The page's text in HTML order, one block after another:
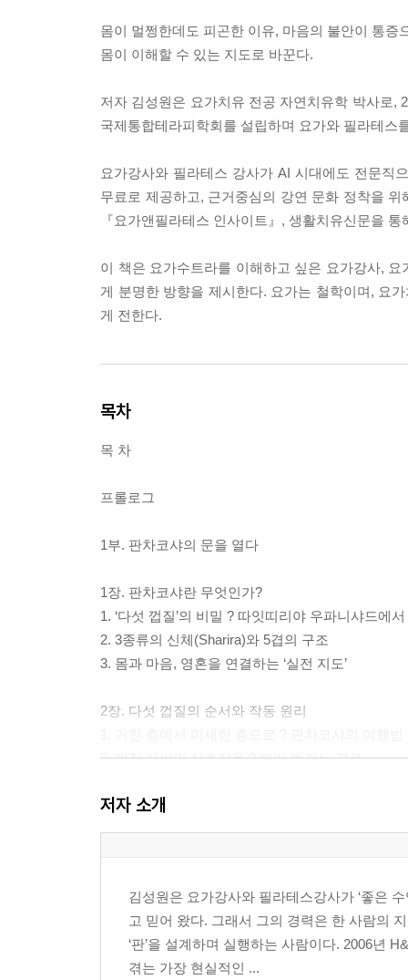
몸이 멀쩡한데도 피곤한 이유, 마음의 불안이 통
몸이 이해할 수 있는 지도로 바꾼다.
저자 김성원은 요가치유 전공 자연치유학 박사로,
국제통합테라피학회를 설립하며 요가와 필라테스
요가강사와 필라테스 강사가 AI 시대에도 전문직
무료로 제공하고, 근거중심의 강연 문화 정착을
『요가앤필라테스 인사이트』, 생활치유신문을
이 책은 요가수트라를 이해하고 싶은 요가강사,
게 분명한 방향을 제시한다. 요가는 철학이며, 요
게 전한다.
목차
목 차
프롤로그
1부. 판차코샤의 문을 열다
1장. 판차코샤란 무엇인가?
1. ‘다섯 껍질’의 비밀 ? 따잇띠리야 우파니샤드에
2. 3종류의 신체(Sharira)와 5겹의 구조
3. 몸과 마음, 영혼을 연결하는 ‘실전 지도’
2장. 다섯 껍질의 순서와 작동 원리
2. 껍질 사이의 상호작용 ? 병이 번지는 경로
2부. 다섯 껍질 해부
1. 육체는 해탈을 위한 최고의 도구
2. 5원소(지·수·화·풍·공)와 3구나(사트바·라자스·
3. 현대인의 식습관과 육체 불균형
4. 아사나로 육체층 정화하기
저자 소개
김성원은 요가강사와 필라테스강사가 ‘좋은
고 믿어 왔다. 그래서 그의 경력은 한 사람의
‘판’을 설계하며 실행하는 사람이다. 2006년
겪는 가장 현실적인 ...